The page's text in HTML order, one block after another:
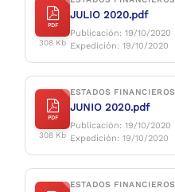
PDF
308 Kb
JULIO 2020.pdf
Publicación: 19/10/2020
Expedición: 19/10/2020
PDF
308 Kb
ESTADOS FINANCIEROS
JUNIO 2020.pdf
Publicación: 19/10/2020
Expedición: 19/10/2020
ESTADOS FINANCIEROS